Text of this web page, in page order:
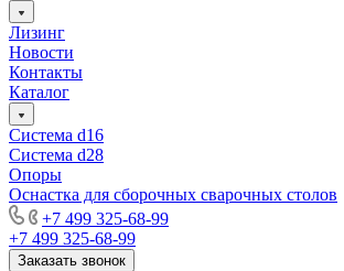
Лизинг
Новости
Контакты
Каталог
Система d16
Система d28
Опоры
Оснастка для сборочных сварочных столов
+7 499 325-68-99
+7 499 325-68-99
Заказать звонок